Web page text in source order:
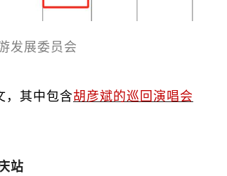
发展委员会
，其中包含胡彦斌的巡回演唱会
站